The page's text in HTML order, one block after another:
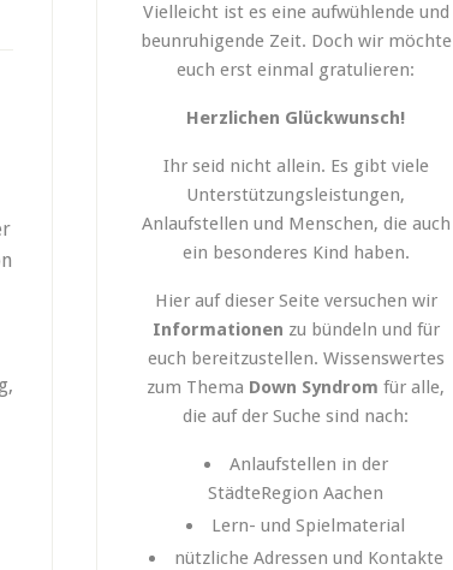
Vielleicht ist es eine aufwühlende und
beunruhigende Zeit. Doch wir möchte
euch erst einmal gratulieren:
Herzlichen Glückwunsch!
Ihr seid nicht allein. Es gibt viele
Unterstützungsleistungen,
Anlaufstellen und Menschen, die auch
ein besonderes Kind haben.
Hier auf dieser Seite versuchen wir
Informationen zu bündeln und für
euch bereitzustellen. Wissenswertes
zum Thema Down Syndrom für alle,
die auf der Suche sind nach:
Anlaufstellen in der
StädteRegion Aachen
Lern- und Spielmaterial
nützliche Adressen und Kontakte